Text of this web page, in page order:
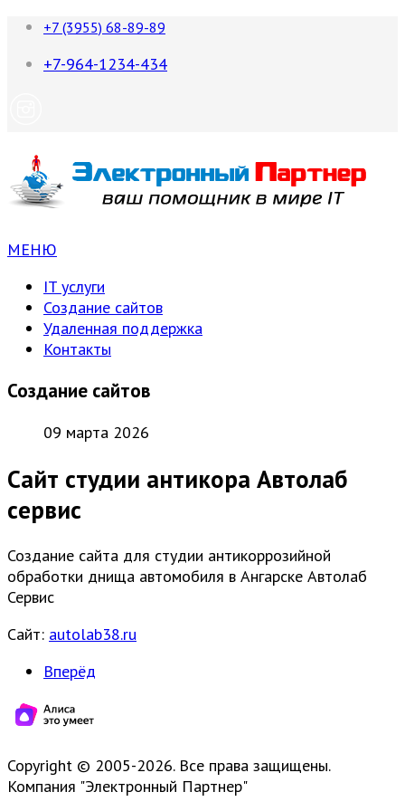
+7 (3955) 68-89-89
+7-964-1234-434
МЕНЮ
IT услуги
Создание сайтов
Удаленная поддержка
Контакты
Создание сайтов
09 марта 2026
Сайт студии антикора Автолаб
сервис
Создание сайта для студии антикоррозийной
обработки днища автомобиля в Ангарске Автолаб
Сервис
Сайт: autolab38.ru
Вперёд
Copyright © 2005-2026. Все права защищены.
Компания "Электронный Партнер"